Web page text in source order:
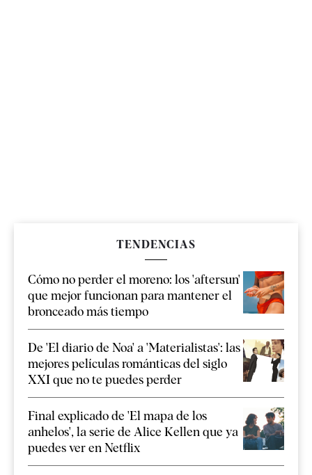
TENDENCIAS
Cómo no perder el moreno: los 'aftersun'
que mejor funcionan para mantener el
bronceado más tiempo
De 'El diario de Noa' a 'Materialistas': las
mejores películas románticas del siglo
XXI que no te puedes perder
Final explicado de 'El mapa de los
anhelos', la serie de Alice Kellen que ya
puedes ver en Netflix